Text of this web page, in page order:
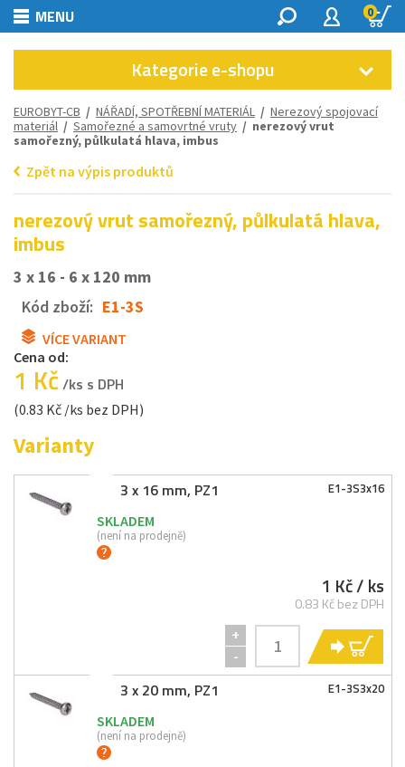
MENU 0
Kategorie e-shopu
EUROBYT-CB / NÁŘADÍ, SPOTŘEBNÍ MATERIÁL / Nerezový spojovací
materiál / Samořezné a samovrtné vruty / nerezový vrut
samořezný, půlkulatá hlava, imbus
Zpět na výpis produktů
nerezový vrut samořezný, půlkulatá hlava,
imbus
3 x 16 - 6 x 120 mm
Kód zboží: E1-3S
VÍCE VARIANT
Cena od:
1 Kč/ks s DPH
(0.83 Kč /ks bez DPH)
Varianty
E1-3S3x16
3 x 16 mm, PZ1
SKLADEM
(není na prodejně)
1 Kč/ ks
0.83 Kč bez DPH
+
-
E1-3S3x20
3 x 20 mm, PZ1
SKLADEM
(není na prodejně)